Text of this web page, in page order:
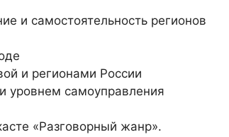
и самостоятельность регионов
и регионами России
уровнем самоуправления
«Разговорный жанр».